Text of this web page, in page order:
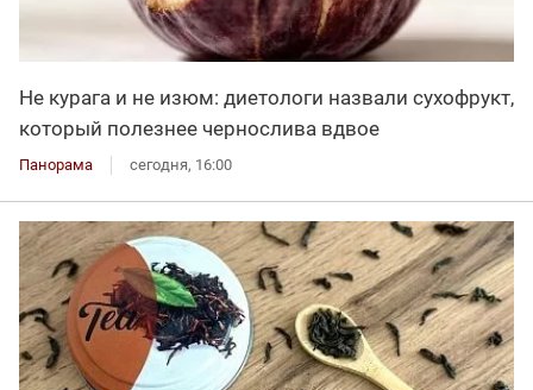
Не курага и не изюм: диетологи назвали сухофрукт,
который полезнее чернослива вдвое
Панорама сегодня, 16:00